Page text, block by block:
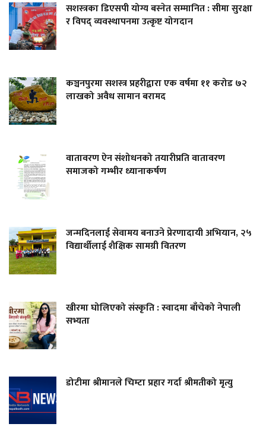
सशस्त्रका डिएसपी योग्य बस्नेत सम्मानित : सीमा सुरक्षा
र विपद् व्यवस्थापनमा उत्कृष्ट योगदान
कञ्चनपुरमा सशस्त्र प्रहरीद्वारा एक वर्षमा ११ करोड ७२
लाखको अवैध सामान बरामद
वातावरण ऐन संशोधनको तयारीप्रति वातावरण
समाजको गम्भीर ध्यानाकर्षण
जन्मदिनलाई सेवामय बनाउने प्रेरणादायी अभियान, २५
विद्यार्थीलाई शैक्षिक सामग्री वितरण
खीरमा घोलिएको संस्कृति : स्वादमा बाँचेको नेपाली
सभ्यता
डोटीमा श्रीमानले चिम्टा प्रहार गर्दा श्रीमतीको मृत्यु